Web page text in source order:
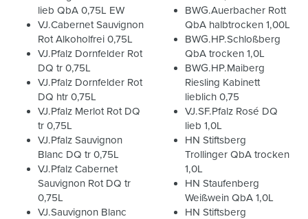
lieb QbA 0,75L EW
VJ.Cabernet Sauvignon
Rot Alkoholfrei 0,75L
VJ.Pfalz Dornfelder Rot
DQ tr 0,75L
VJ.Pfalz Dornfelder Rot
DQ htr 0,75L
VJ.Pfalz Merlot Rot DQ
tr 0,75L
VJ.Pfalz Sauvignon
Blanc DQ tr 0,75L
VJ.Pfalz Cabernet
Sauvignon Rot DQ tr
0,75L
VJ.Sauvignon Blanc
BWG.Auerbacher Rott
QbA halbtrocken 1,00L
BWG.HP.Schloßberg
QbA trocken 1,0L
BWG.HP.Maiberg
Riesling Kabinett
lieblich 0,75
VJ.SF.Pfalz Rosé DQ
lieb 1,0L
HN Stiftsberg
Trollinger QbA trocken
1,0L
HN Staufenberg
Weißwein QbA 1,0L
HN Stiftsberg